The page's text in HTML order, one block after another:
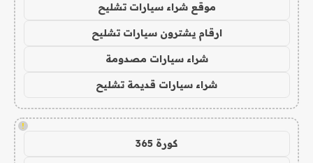
موقع شراء سيارات تشليح
ارقام يشترون سيارات تشليح
شراء سيارات مصدومة
شراء سيارات قديمة تشليح
!
كورة 365